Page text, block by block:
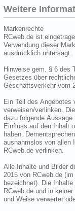
Weitere
Markenrechte
RCweb.de ist
Verwendung dieser
ausdrücklich untersagt.
Hinweise gem. § 6 des
Gesetzes über
Geschäftsverkehr vom
Ein Teil des
verweisen/verlinken.
dazu folgende
Einfluss auf den Inhalt
haben.
ausnahmslos von allen
RCweb.de verlinken.
Alle Inhalte und Bilder
2015 von RCweb.de
bezeichnet). Die
RCweb.de und in
und Weise verwertet